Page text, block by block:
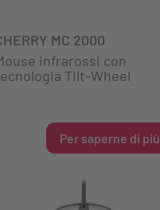
MC 2000
infrarossi con
Tilt-Wheel
Per saperne di più